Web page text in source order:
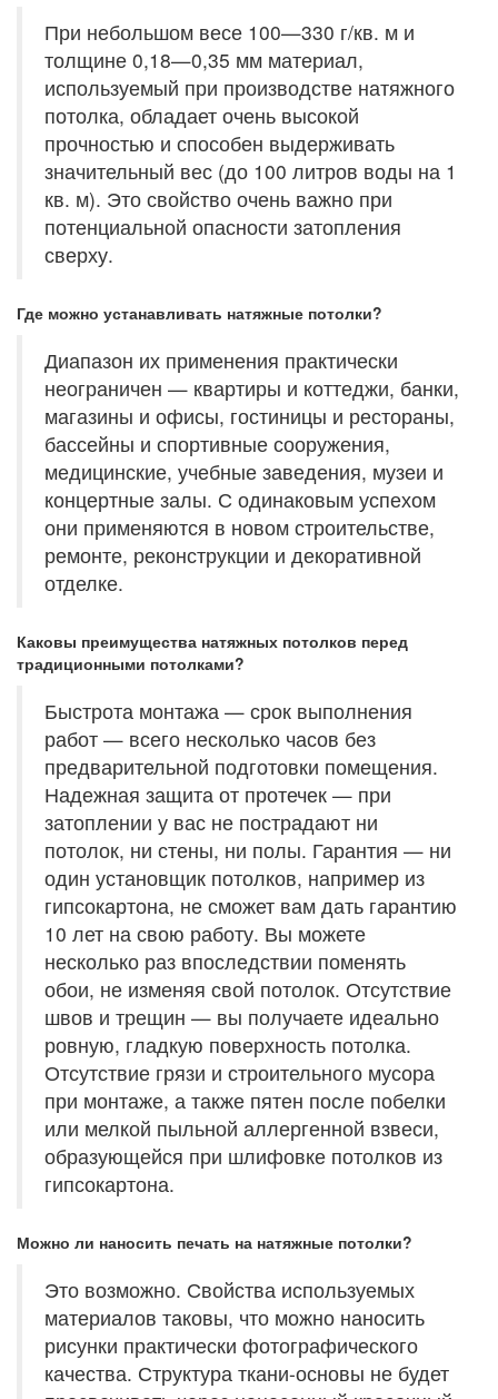
При небольшом весе 100—330 г/кв. м и
толщине 0,18—0,35 мм материал,
используемый при производстве натяжного
потолка, обладает очень высокой
прочностью и способен выдерживать
значительный вес (до 100 литров воды на 1
кв. м). Это свойство очень важно при
потенциальной опасности затопления
сверху.
Где можно устанавливать натяжные потолки?
Диапазон их применения практически
неограничен — квартиры и коттеджи, банки,
магазины и офисы, гостиницы и рестораны,
бассейны и спортивные сооружения,
медицинские, учебные заведения, музеи и
концертные залы. С одинаковым успехом
они применяются в новом строительстве,
ремонте, реконструкции и декоративной
отделке.
Каковы преимущества натяжных потолков перед
традиционными потолками?
Быстрота монтажа — срок выполнения
работ — всего несколько часов без
предварительной подготовки помещения.
Надежная защита от протечек — при
затоплении у вас не пострадают ни
потолок, ни стены, ни полы. Гарантия — ни
один установщик потолков, например из
гипсокартона, не сможет вам дать гарантию
10 лет на свою работу. Вы можете
несколько раз впоследствии поменять
обои, не изменяя свой потолок. Отсутствие
швов и трещин — вы получаете идеально
ровную, гладкую поверхность потолка.
Отсутствие грязи и строительного мусора
при монтаже, а также пятен после побелки
или мелкой пыльной аллергенной взвеси,
образующейся при шлифовке потолков из
гипсокартона.
Можно ли наносить печать на натяжные потолки?
Это возможно. Свойства используемых
материалов таковы, что можно наносить
рисунки практически фотографического
качества. Структура ткани-основы не будет